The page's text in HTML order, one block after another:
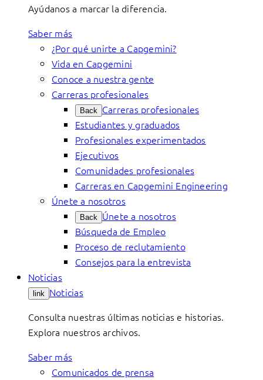
Ayúdanos a marcar la diferencia.
Saber más
¿Por qué unirte a Capgemini?
Vida en Capgemini
Conoce a nuestra gente
Carreras profesionales
Back Carreras profesionales
Estudiantes y graduados
Profesionales experimentados
Ejecutivos
Comunidades profesionales
Carreras en Capgemini Engineering
Únete a nosotros
Back Únete a nosotros
Búsqueda de Empleo
Proceso de reclutamiento
Consejos para la entrevista
Noticias
link Noticias
Consulta nuestras últimas noticias e historias.
Explora nuestros archivos.
Saber más
Comunicados de prensa